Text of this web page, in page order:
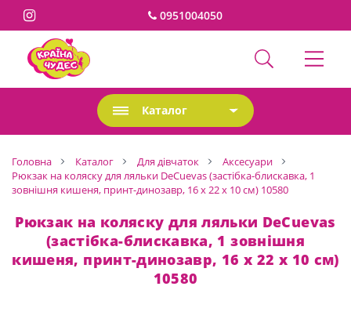
0951004050
Каталог
Головна Каталог Для дівчаток
Аксесуари
Рюкзак на коляску для ляльки DeCuevas (застібка-блискавка, 1
зовнішня кишеня, принт-динозавр, 16 х 22 х 10 см) 10580
Рюкзак на коляску для ляльки DeCuevas
(застібка-блискавка, 1 зовнішня
кишеня, принт-динозавр, 16 х 22 х 10 см)
10580